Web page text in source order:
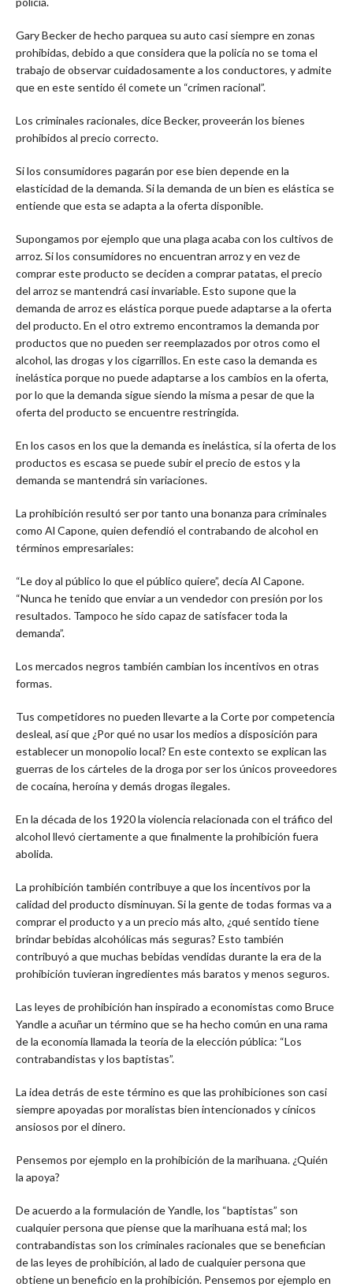
Gary Becker de hecho parquea su auto casi siempre en zonas
prohibidas, debido a que considera que la policía no se toma el
trabajo de observar cuidadosamente a los conductores, y admite
que en este sentido él comete un “crimen racional”.
Los criminales racionales, dice Becker, proveerán los bienes
prohibidos al precio correcto.
Si los consumidores pagarán por ese bien depende en la
elasticidad de la demanda. Si la demanda de un bien es elástica se
entiende que esta se adapta a la oferta disponible.
Supongamos por ejemplo que una plaga acaba con los cultivos de
arroz. Si los consumidores no encuentran arroz y en vez de
comprar este producto se deciden a comprar patatas, el precio
del arroz se mantendrá casi invariable. Esto supone que la
demanda de arroz es elástica porque puede adaptarse a la oferta
del producto. En el otro extremo encontramos la demanda por
productos que no pueden ser reemplazados por otros como el
alcohol, las drogas y los cigarrillos. En este caso la demanda es
inelástica porque no puede adaptarse a los cambios en la oferta,
por lo que la demanda sigue siendo la misma a pesar de que la
oferta del producto se encuentre restringida.
En los casos en los que la demanda es inelástica, si la oferta de los
productos es escasa se puede subir el precio de estos y la
demanda se mantendrá sin variaciones.
La prohibición resultó ser por tanto una bonanza para criminales
como Al Capone, quien defendió el contrabando de alcohol en
términos empresariales:
“Le doy al público lo que el público quiere”, decía Al Capone.
“Nunca he tenido que enviar a un vendedor con presión por los
resultados. Tampoco he sido capaz de satisfacer toda la
demanda”.
Los mercados negros también cambian los incentivos en otras
formas.
Tus competidores no pueden llevarte a la Corte por competencia
desleal, así que ¿Por qué no usar los medios a disposición para
establecer un monopolio local? En este contexto se explican las
guerras de los cárteles de la droga por ser los únicos proveedores
de cocaína, heroína y demás drogas ilegales.
En la década de los 1920 la violencia relacionada con el tráfico del
alcohol llevó ciertamente a que finalmente la prohibición fuera
abolida.
La prohibición también contribuye a que los incentivos por la
calidad del producto disminuyan. Si la gente de todas formas va a
comprar el producto y a un precio más alto, ¿qué sentido tiene
brindar bebidas alcohólicas más seguras? Esto también
contribuyó a que muchas bebidas vendidas durante la era de la
prohibición tuvieran ingredientes más baratos y menos seguros.
Las leyes de prohibición han inspirado a economistas como Bruce
Yandle a acuñar un término que se ha hecho común en una rama
de la economía llamada la teoría de la elección pública: “Los
contrabandistas y los baptistas”.
La idea detrás de este término es que las prohibiciones son casi
siempre apoyadas por moralistas bien intencionados y cínicos
ansiosos por el dinero.
Pensemos por ejemplo en la prohibición de la marihuana. ¿Quién
la apoya?
De acuerdo a la formulación de Yandle, los “baptistas” son
cualquier persona que piense que la marihuana está mal; los
contrabandistas son los criminales racionales que se benefician
de las leyes de prohibición, al lado de cualquier persona que
obtiene un beneficio en la prohibición. Pensemos por ejemplo en